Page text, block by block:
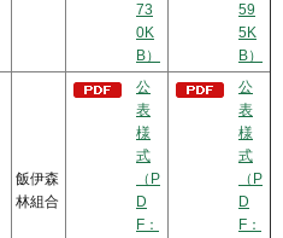
73
0K
B）
59
5K
B）
飯伊森
林組合
公
表
様
式
（P
D
F：
公
表
様
式
（P
D
F：